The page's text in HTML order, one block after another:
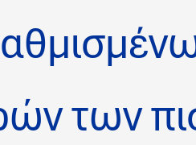
των